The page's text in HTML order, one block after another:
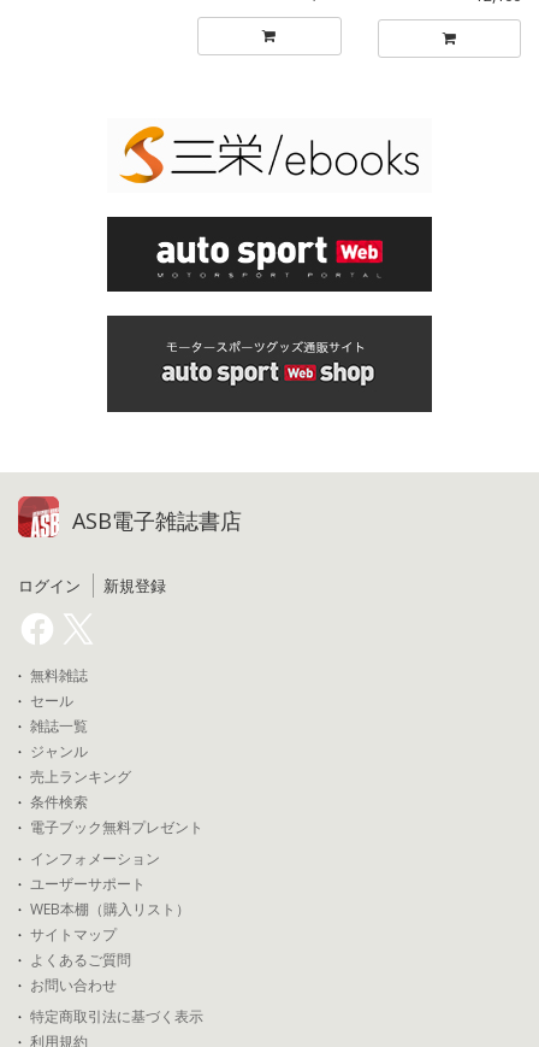
ASB電子雑誌書店
ログイン 新規登録
無料雑誌
セール
雑誌一覧
ジャンル
売上ランキング
条件検索
電子ブック無料プレゼント
インフォメーション
ユーザーサポート
WEB本棚（購入リスト）
サイトマップ
よくあるご質問
お問い合わせ
特定商取引法に基づく表示
利用規約